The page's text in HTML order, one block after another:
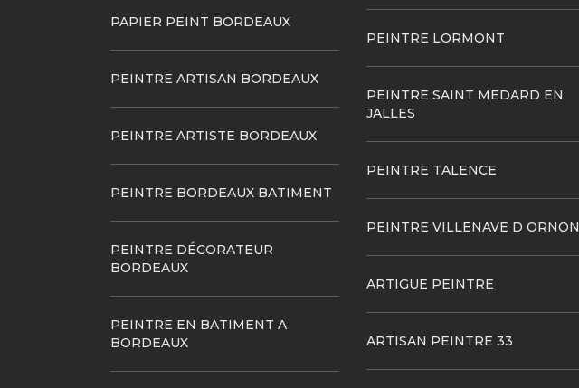
PAPIER PEINT BORDEAUX
PEINTRE ARTISAN BORDEAUX
PEINTRE ARTISTE BORDEAUX
PEINTRE BORDEAUX BATIMENT
PEINTRE DÉCORATEUR
BORDEAUX
PEINTRE EN BATIMENT A
BORDEAUX
PEINTRE LORMONT
PEINTRE SAINT MEDARD EN
JALLES
PEINTRE TALENCE
PEINTRE VILLENAVE D ORNON
ARTIGUE PEINTRE
ARTISAN PEINTRE 33